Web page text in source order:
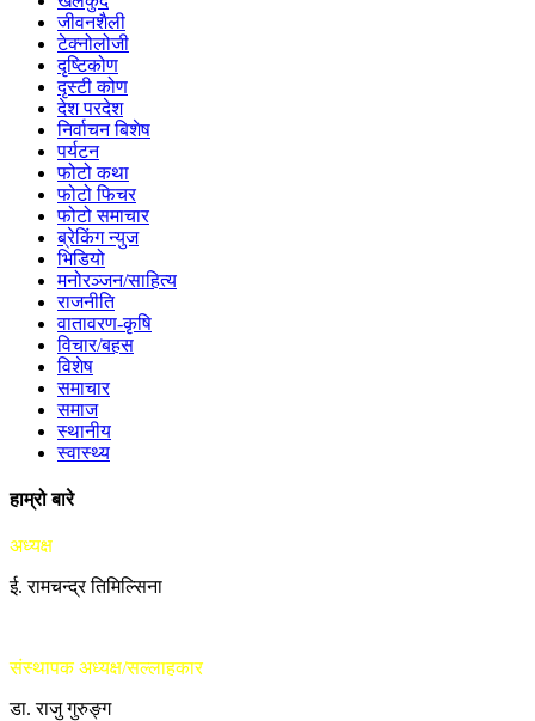
जीवनशैली
टेक्नोलोजी
दृष्टिकोण
दृस्टी कोण
देश परदेश
निर्वाचन बिशेष
पर्यटन
फोटो कथा
फोटो फिचर
फोटो समाचार
ब्रेकिंग न्युज
भिडियो
मनोरञ्जन/साहित्य
राजनीति
वातावरण-कृषि
विचार/बहस
विशेष
समाचार
समाज
स्थानीय
स्वास्थ्य
हाम्रो बारे
अध्यक्ष
ई. रामचन्द्र तिमिल्सिना
संस्थापक अध्यक्ष/सल्लाहकार
डा. राजु गुरुङ्ग